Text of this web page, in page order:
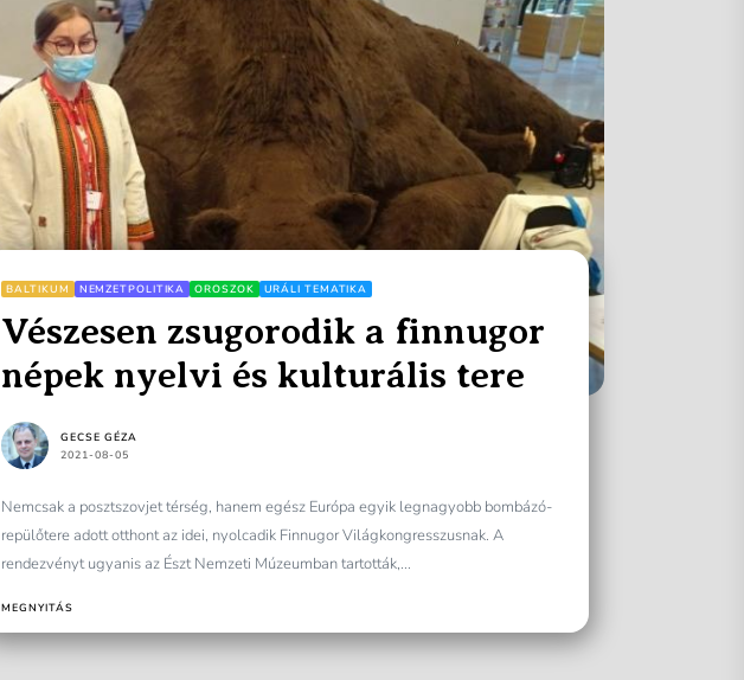
BALTIKUM NEMZETPOLITIKA OROSZOK URÁLI TEMATIKA
Vészesen zsugorodik a finnugor
népek nyelvi és kulturális tere
GECSE GÉZA
2021-08-05
Nemcsak a posztszovjet térség, hanem egész Európa egyik legnagyobb bombázó-
repülőtere adott otthont az idei, nyolcadik Finnugor Világkongresszusnak. A
rendezvényt ugyanis az Észt Nemzeti Múzeumban tartották,...
MEGNYITÁS